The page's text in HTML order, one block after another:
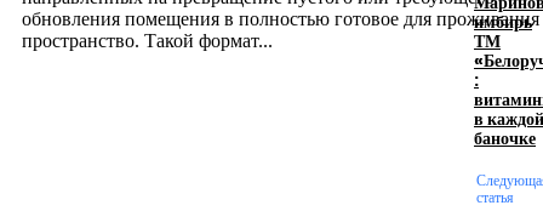
обновления помещения в полностью готовое для проживания
пространство. Такой формат...
логотипом: эффективный инструмент бренда
имбирь
ТМ
:
в каждой
баночке
статья